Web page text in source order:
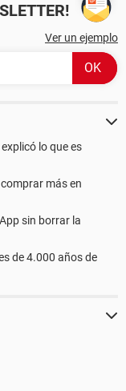
Ver un ejemplo
lo que es
más en
sin borrar la
de 4.000 años de